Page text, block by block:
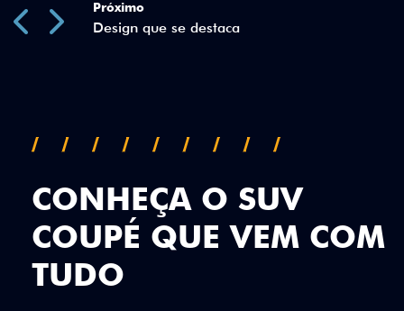
CONHEÇA O SUV
COUPÉ QUE VEM COM
TUDO